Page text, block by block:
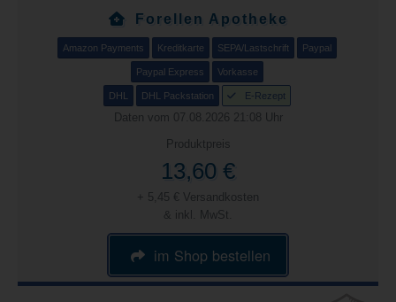
Forellen Apotheke
Amazon Payments Kreditkarte SEPA/Lastschrift Paypal
Paypal Express Vorkasse
DHL DHL Packstation E-Rezept
Daten vom 07.08.2026 21:08 Uhr
Produktpreis
13,60 €
+ 5,45 € Versandkosten
& inkl. MwSt.
im Shop bestellen